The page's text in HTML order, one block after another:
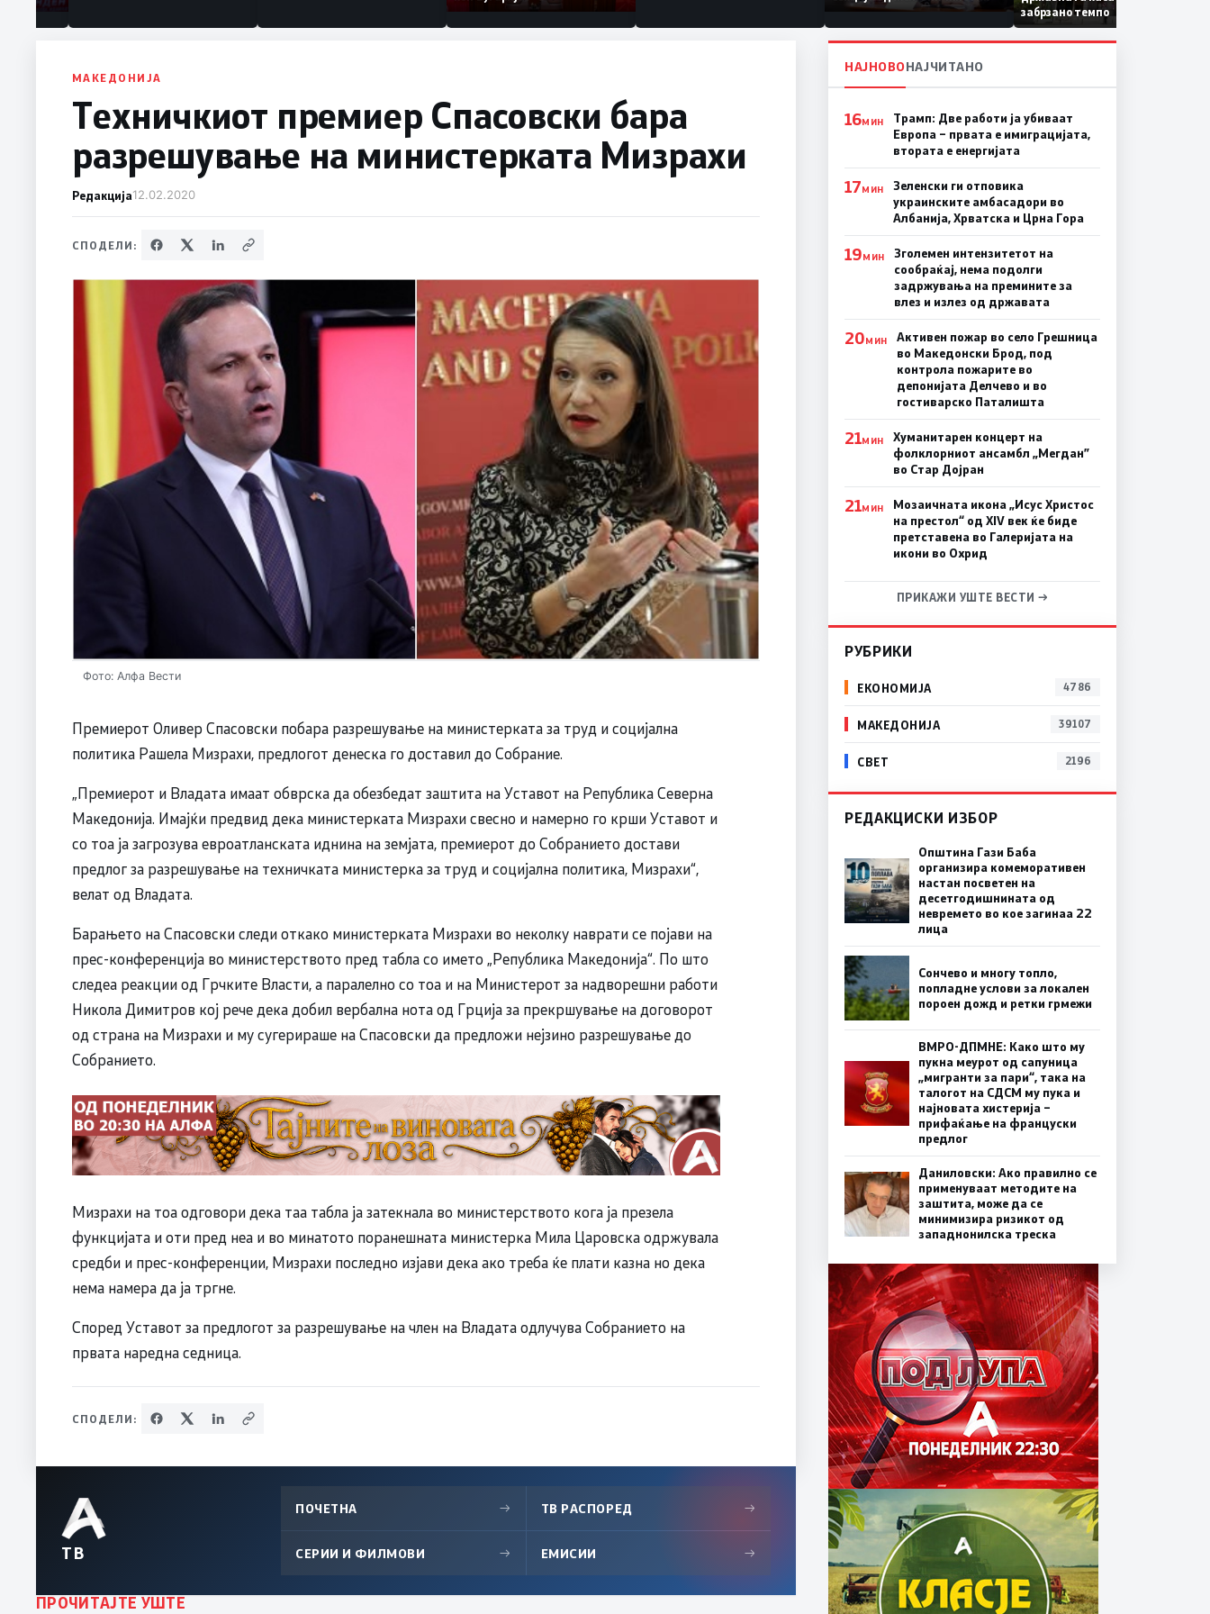
Коридор 8, Македонија
станува раскрсница на
Балканот
забрзано темпо
МАКЕДОНИЈА
Техничкиот премиер Спасовски бара
разрешување на министерката Мизрахи
Редакција12.02.2020
СПОДЕЛИ:
Фото: Алфа Вести
Премиерот Оливер Спасовски побара разрешување на министерката за труд и социјална
политика Рашела Мизрахи, предлогот денеска го доставил до Собрание.
„Премиерот и Владата имаат обврска да обезбедат заштита на Уставот на Република Северна
Македонија. Имајќи предвид дека министерката Мизрахи свесно и намерно го крши Уставот и
со тоа ја загрозува евроатланската иднина на земјата, премиерот до Собранието достави
предлог за разрешување на техничката министерка за труд и социјална политика, Мизрахи“,
велат од Владата.
Барањето на Спасовски следи откако министерката Мизрахи во неколку наврати се појави на
прес-конференција во министерството пред табла со името „Република Македонија“. По што
следеа реакции од Грчките Власти, а паралелно со тоа и на Министерот за надворешни работи
Никола Димитров кој рече дека добил вербална нота од Грција за прекршување на договорот
од страна на Мизрахи и му сугерираше на Спасовски да предложи нејзино разрешување до
Собранието.
Мизрахи на тоа одговори дека таа табла ја затекнала во министерството кога ја презела
функцијата и оти пред неа и во минатото поранешната министерка Мила Царовска одржувала
средби и прес-конференции, Мизрахи последно изјави дека ако треба ќе плати казна но дека
нема намера да ја тргне.
Според Уставот за предлогот за разрешување на член на Владата одлучува Собранието на
првата наредна седница.
СПОДЕЛИ:
ТВ
ПОЧЕТНА → ТВ РАСПОРЕД →
СЕРИИ И ФИЛМОВИ → ЕМИСИИ →
ПРОЧИТАЈТЕ УШТЕ
НАЈНОВОНАЈЧИТАНО
16МИН
Трамп: Две работи ја убиваат
Европа – првата е имиграцијата,
втората е енергијата
17МИН
Зеленски ги отповика
украинските амбасадори во
Албанија, Хрватска и Црна Гора
19МИН
Зголемен интензитетот на
сообраќај, нема подолги
задржувања на премините за
влез и излез од државата
20МИН
Активен пожар во село Грешница
во Македонски Брод, под
контрола пожарите во
депонијата Делчево и во
гостиварско Паталишта
21МИН
Хуманитарен концерт на
фолклорниот ансамбл „Мегдан”
во Стар Дојран
21МИН
Мозаичната икона „Исус Христос
на престол“ од XIV век ќе биде
претставена во Галеријата на
икони во Охрид
ПРИКАЖИ УШТЕ ВЕСТИ →
РУБРИКИ
ЕКОНОМИЈА 4786
МАКЕДОНИЈА 39107
СВЕТ 2196
РЕДАКЦИСКИ ИЗБОР
Општина Гази Баба
организира комеморативен
настан посветен на
десетгодишнината од
невремето во кое загинаа 22
лица
Сончево и многу топло,
попладне услови за локален
пороен дожд и ретки грмежи
ВМРО-ДПМНЕ: Како што му
пукна меурот од сапуница
„мигранти за пари“, така на
талогот на СДСМ му пука и
најновата хистерија –
прифаќање на француски
предлог
Даниловски: Ако правилно се
применуваат методите на
заштита, може да се
минимизира ризикот од
западнонилска треска